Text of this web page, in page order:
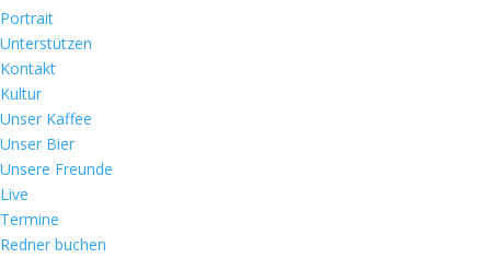
Portrait
Unterstützen
Kontakt
Kultur
Unser Kaffee
Unser Bier
Unsere Freunde
Live
Termine
Redner buchen